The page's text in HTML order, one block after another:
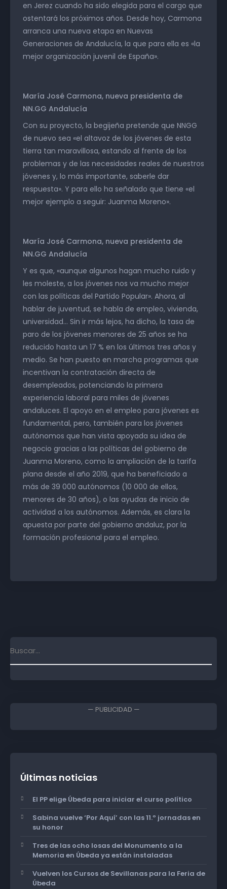
en Jerez cuando ha sido elegida para el cargo que
ostentará los próximos años. Desde hoy, Carmona
arranca una nueva etapa en Nuevas
Generaciones de Andalucía, la que para ella es «la
mejor organización juvenil de España».
María José Carmona, nueva presidenta de
NN.GG Andalucía
Con su proyecto, la begijeña pretende que NNGG
de nuevo sea «el altavoz de los jóvenes de esta
tierra tan maravillosa, estando al frente de los
problemas y de las necesidades reales de nuestros
jóvenes y, lo más importante, saberle dar
respuesta». Y para ello ha señalado que tiene «el
mejor ejemplo a seguir: Juanma Moreno».
María José Carmona, nueva presidenta de
NN.GG Andalucía
Y es que, «aunque algunos hagan mucho ruido y
les moleste, a los jóvenes nos va mucho mejor
con las políticas del Partido Popular». Ahora, al
hablar de juventud, se habla de empleo, vivienda,
universidad… Sin ir más lejos, ha dicho, la tasa de
paro de los jóvenes menores de 25 años se ha
reducido hasta un 17 % en los últimos tres años y
medio. Se han puesto en marcha programas que
incentivan la contratación directa de
desempleados, potenciando la primera
experiencia laboral para miles de jóvenes
andaluces. El apoyo en el empleo para jóvenes es
fundamental, pero, también para los jóvenes
autónomos que han vista apoyada su idea de
negocio gracias a las políticas del gobierno de
Juanma Moreno, como la ampliación de la tarifa
plana desde el año 2019, que ha beneficiado a
más de 39 000 autónomos (10 000 de ellos,
menores de 30 años), o las ayudas de inicio de
actividad a los autónomos. Además, es clara la
apuesta por parte del gobierno andaluz, por la
formación profesional para el empleo.
— PUBLICIDAD —
Últimas noticias
El PP elige Úbeda para iniciar el curso político
Sabina vuelve ‘Por Aquí’ con las 11.º jornadas en
su honor
Tres de las ocho losas del Monumento a la
Memoria en Úbeda ya están instaladas
Vuelven los Cursos de Sevillanas para la Feria de
Úbeda